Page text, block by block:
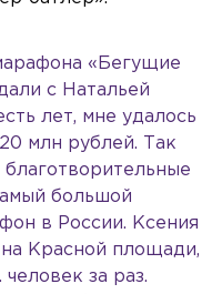
«Бегущие
с Натальей
лет, мне удалось
млн рублей. Так
большой
в России. Ксения
Красной площади,
за раз.